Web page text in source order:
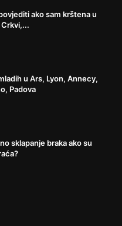
ako sam krštena u
u Ars, Lyon, Annecy,
Padova
sklapanje braka ako su